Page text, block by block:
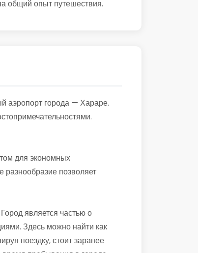
общий опыт путешествия.
аэропорт города — Хараре.
для экономных
разнообразие позволяет
является частью о
Здесь можно найти как
поездку, стоит заранее